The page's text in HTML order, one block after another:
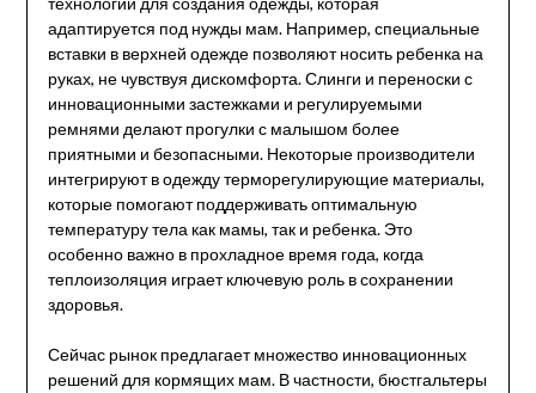
адаптируется под нужды мам. Например, специальные
вставки в верхней одежде позволяют носить ребенка на
руках, не чувствуя дискомфорта. Слинги и переноски с
инновационными застежками и регулируемыми
ремнями делают прогулки с малышом более
приятными и безопасными. Некоторые производители
интегрируют в одежду терморегулирующие материалы,
которые помогают поддерживать оптимальную
температуру тела как мамы, так и ребенка. Это
особенно важно в прохладное время года, когда
теплоизоляция играет ключевую роль в сохранении
здоровья.
Сейчас рынок предлагает множество инновационных
решений для кормящих мам. В частности, бюстгальтеры